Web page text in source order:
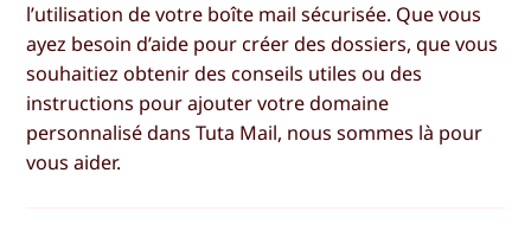
l’utilisation de votre boîte mail sécurisée. Que vous
ayez besoin d’aide pour créer des dossiers, que vous
souhaitiez obtenir des conseils utiles ou des
instructions pour ajouter votre domaine
personnalisé dans Tuta Mail, nous sommes là pour
vous aider.